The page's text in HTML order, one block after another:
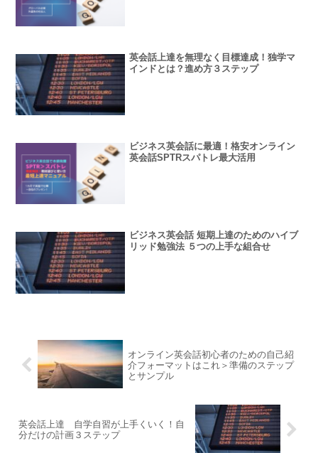
英会話上達を無理なく目標達成！独学マ
インドとは？進め方３ステップ
ビジネス英会話に最適！格安オンライン
英会話SPTRスパトレ最大活用
ビジネス英会話 短期上達のためのハイブ
リッド勉強法 ５つの上手な組合せ
オンライン英会話初心者のための自己紹
介フォーマットはこれ＞準備のステップ
とサンプル
英会話上達 自学自習が上手くいく！自
分だけの計画３ステップ